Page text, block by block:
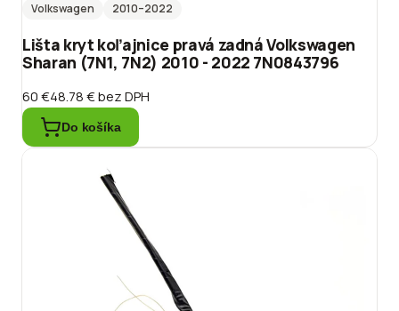
Volkswagen
2010–2022
Lišta kryt koľajnice pravá zadná Volkswagen
Sharan (7N1, 7N2) 2010 - 2022 7N0843796
60 €48.78 €bez DPH
Do košíka